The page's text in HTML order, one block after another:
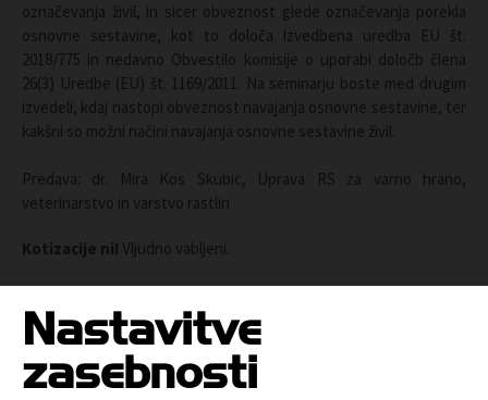
označevanja živil, in sicer obveznost glede označevanja porekla
osnovne sestavine, kot to določa Izvedbena uredba EU št.
2018/775 in nedavno Obvestilo komisije o uporabi določb člena
26(3) Uredbe (EU) št. 1169/2011. Na seminarju boste med drugim
izvedeli, kdaj nastopi obveznost navajanja osnovne sestavine, ter
kakšni so možni načini navajanja osnovne sestavine živil.
Predava: dr. Mira Kos Skubic, Uprava RS za varno hrano,
veterinarstvo in varstvo rastlin
Kotizacije ni! Vljudno vabljeni.
Nastavitve
zasebnosti